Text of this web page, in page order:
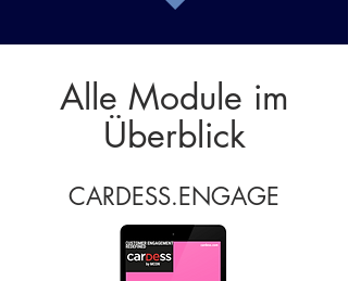
Alle Module im
Überblick
CARDESS.ENGAGE